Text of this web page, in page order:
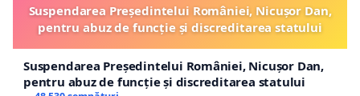
Suspendarea Președintelui României, Nicușor Dan,
pentru abuz de funcție și discreditarea statului
Suspendarea Președintelui României, Nicușor Dan,
pentru abuz de funcție și discreditarea statului